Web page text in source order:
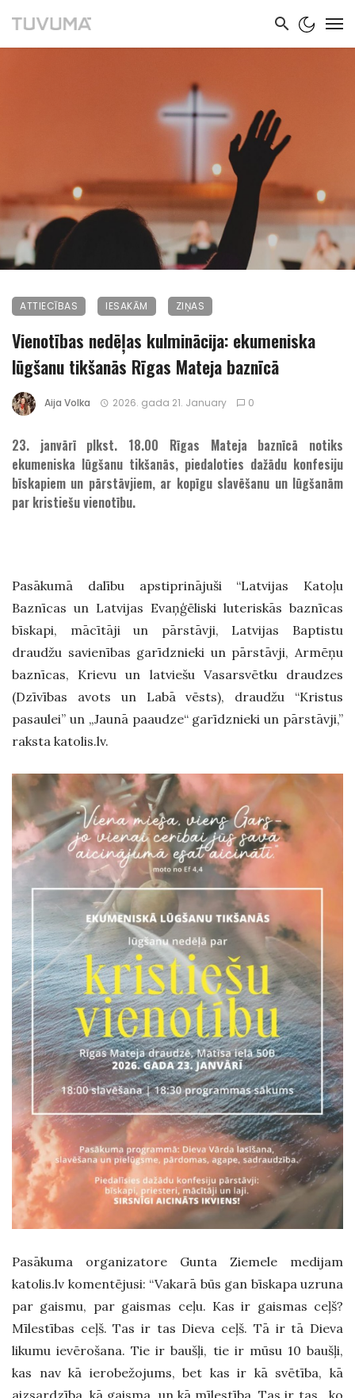
ATTIECĪBAS IESAKĀM ZIŅAS
Vienotības nedēļas kulminācija: ekumeniska
lūgšanu tikšanās Rīgas Mateja baznīcā
Aija Volka 2026. gada 21. January 0
23. janvārī plkst. 18.00 Rīgas Mateja baznīcā notiks
ekumeniska lūgšanu tikšanās, piedaloties dažādu konfesiju
bīskapiem un pārstāvjiem, ar kopīgu slavēšanu un lūgšanām
par kristiešu vienotību.
Pasākumā dalību apstiprinājuši “Latvijas Katoļu
Baznīcas un Latvijas Evaņģēliski luteriskās baznīcas
bīskapi, mācītāji un pārstāvji, Latvijas Baptistu
draudžu savienības garīdznieki un pārstāvji, Armēņu
baznīcas, Krievu un latviešu Vasarsvētku draudzes
(Dzīvības avots un Labā vēsts), draudžu “Kristus
pasaulei” un „Jaunā paaudze“ garīdznieki un pārstāvji,”
raksta katolis.lv.
Pasākuma organizatore Gunta Ziemele medijam
katolis.lv komentējusi: “Vakarā būs gan bīskapa uzruna
par gaismu, par gaismas ceļu. Kas ir gaismas ceļš?
Mīlestības ceļš. Tas ir tas Dieva ceļš. Tā ir tā Dieva
likumu ievērošana. Tie ir baušļi, tie ir mūsu 10 baušļi,
kas nav kā ierobežojums, bet kas ir kā svētība, kā
aizsardzība, kā gaisma, un kā mīlestība. Tas ir tas, ko